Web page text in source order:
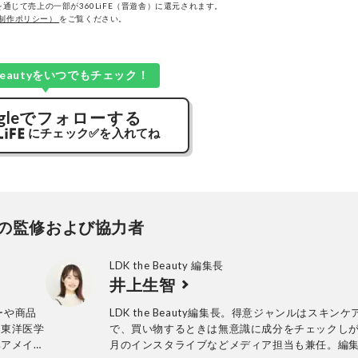
じて売上の一部が360LiFE（晋遊舎）に還元されます。
作ポリシー） をご覧ください。
をいつでもチェック！
でフォローする
にチェック✅を入れてね
監修および協力者
商品
洋医学
メイク
LDK the Beauty 編集長
井上生智
LDK the Beauty編集長。得意ジャンルはスキンケ
で、買い物するときは無意識に成分をチェックし
月のインスタライブなどメディア担当も兼任。編